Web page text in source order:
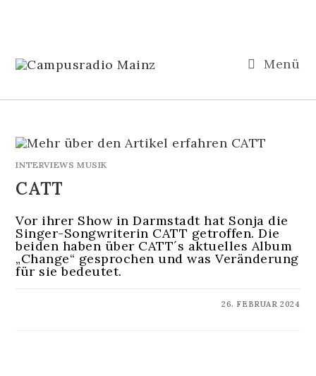
Menü
INTERVIEWS MUSIK
CATT
Vor ihrer Show in Darmstadt hat Sonja die
Singer-Songwriterin CATT getroffen. Die
beiden haben über CATT´s aktuelles Album
„Change“ gesprochen und was Veränderung
für sie bedeutet.
26. FEBRUAR 2024